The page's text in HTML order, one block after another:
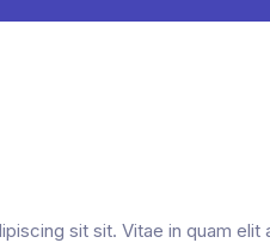
sit sit. Vitae in quam